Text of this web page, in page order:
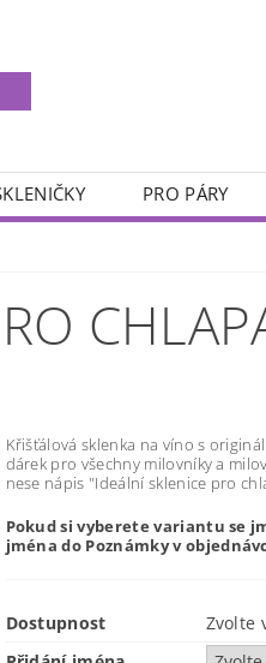
PRO PÁRY
Křišťálová sklenka na víno s
dárek pro všechny milovníky a
nese nápis "Ideální sklenice pro
Pokud si vyberete variantu se
jména do Poznámky v
Dostupnost
Zvolte